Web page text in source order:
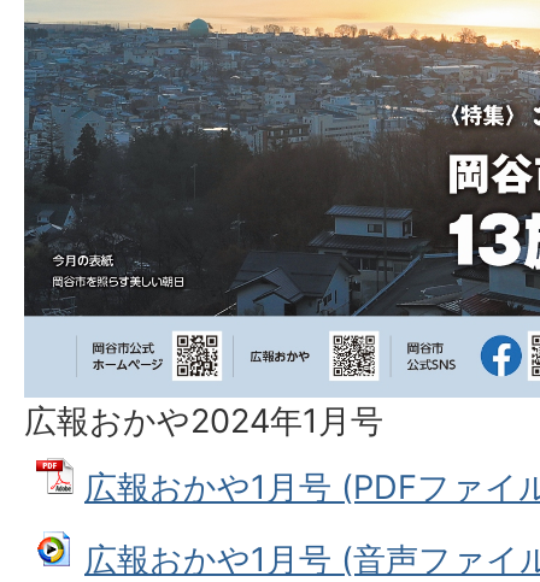
広報おかや2024年1月号
広報おかや1月号 (PDFファイ
広報おかや1月号 (音声ファイ